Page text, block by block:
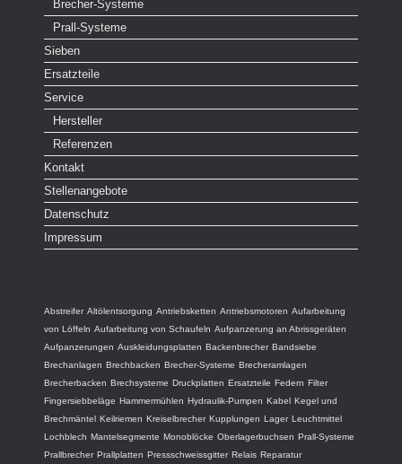
Brecher-Systeme
Prall-Systeme
Sieben
Ersatzteile
Service
Hersteller
Referenzen
Kontakt
Stellenangebote
Datenschutz
Impressum
Abstreifer Altölentsorgung Antriebsketten Antriebsmotoren Aufarbeitung
von Löffeln Aufarbeitung von Schaufeln Aufpanzerung an Abrissgeräten
Aufpanzerungen Auskleidungsplatten Backenbrecher Bandsiebe
Brechanlagen Brechbacken Brecher-Systeme Brecheramlagen
Brecherbacken Brechsysteme Druckplatten Ersatzteile Federn Filter
Fingersiebbeläge Hammermühlen Hydraulik-Pumpen Kabel
Kegel und
Brechmäntel
Keilriemen Kreiselbrecher Kupplungen Lager Leuchtmittel
Lochblech Mantelsegmente Monoblöcke Oberlagerbuchsen Prall-Systeme
Prallbrecher Prallplatten Pressschweissgitter Relais Reparatur